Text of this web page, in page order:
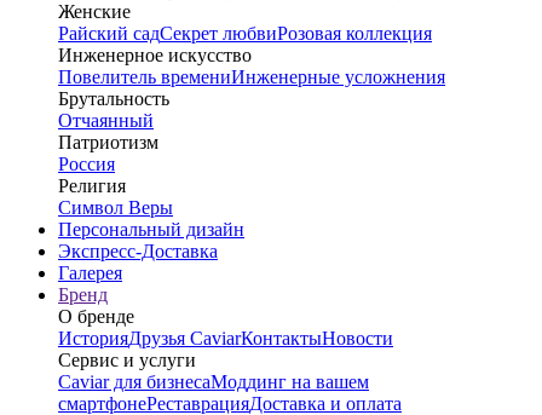
Женские
Райский садСекрет любвиРозовая коллекция
Инженерное искусство
Повелитель времениИнженерные усложнения
Брутальность
Отчаянный
Патриотизм
Россия
Религия
Символ Веры
Персональный дизайн
Экспресс-Доставка
Галерея
Бренд
О бренде
ИсторияДрузья CaviarКонтактыНовости
Сервис и услуги
Caviar для бизнесаМоддинг на вашем
смартфонеРеставрацияДоставка и оплата